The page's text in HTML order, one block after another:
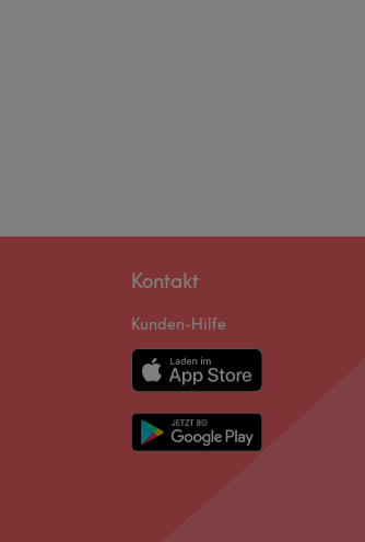
Kontakt
Kunden-Hilfe